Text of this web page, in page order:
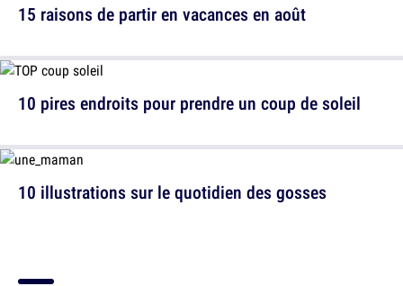
10 pires endroits pour prendre un coup de soleil
15 raisons de partir en vacances en août
10 illustrations sur le quotidien des gosses